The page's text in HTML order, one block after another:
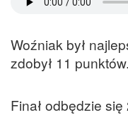
Woźniak był
zdobył 11 punktów.
Finał odbędzie